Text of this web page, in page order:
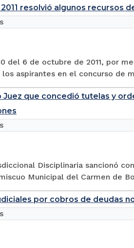
resolvió algunos recursos
del 6 de octubre de 2011, por
los aspirantes en el concurso de
Juez que concedió tutelas y
Disciplinaria sancionó
Municipal del Carmen de
por cobros de deudas